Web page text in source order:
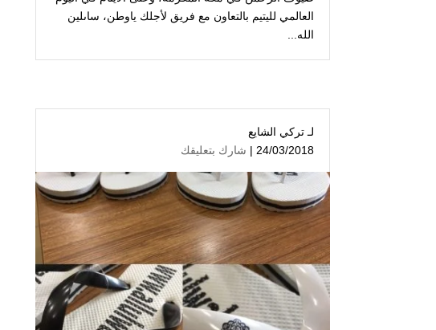
العالمي لليتيم بالتعاون مع فريق لأجلك ياوطن، ساىلين
الله...
لـ تركي الشايع
24/03/2018 |
شارك بتعليقك